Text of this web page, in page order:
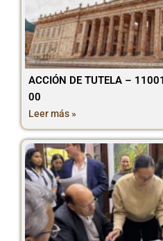
ACCIÓN DE TUTELA –
00
Leer más »